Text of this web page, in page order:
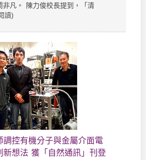
非凡。 陳力俊校長提到，「清
讀)
調控有機分子與金屬介面電
新想法 獲「自然通訊」刊登